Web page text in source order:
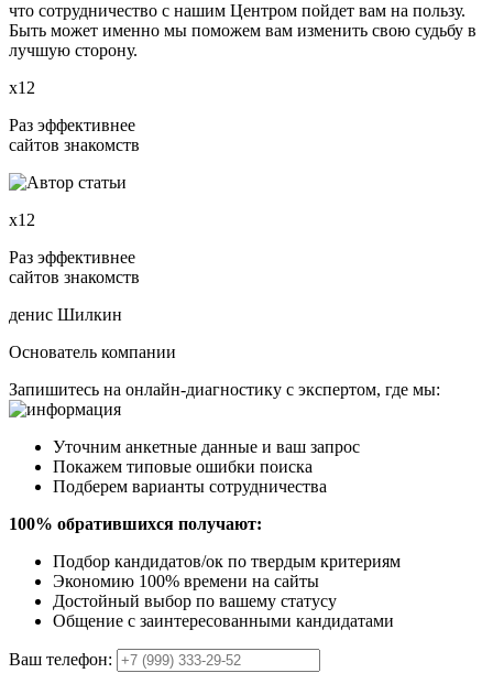
что сотрудничество с нашим Центром пойдет вам на пользу.
Быть может именно мы поможем вам изменить свою судьбу в
лучшую сторону.
х12
Раз эффективнее
сайтов знакомств
х12
Раз эффективнее
сайтов знакомств
денис Шилкин
Основатель компании
Запишитесь на онлайн-диагностику с экспертом, где мы:
Уточним анкетные данные и ваш запрос
Покажем типовые ошибки поиска
Подберем варианты сотрудничества
100% обратившихся получают:
Подбор кандидатов/ок по твердым критериям
Экономию 100% времени на сайты
Достойный выбор по вашему статусу
Общение с заинтересованными кандидатами
Ваш телефон: